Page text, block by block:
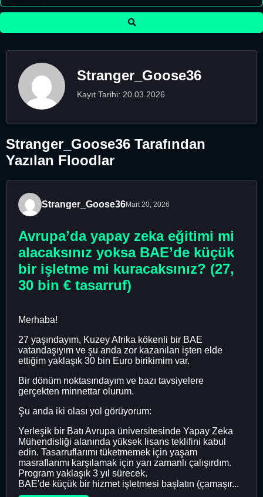
Stranger_Goose36
Kayıt Tarihi: 20.03.2026
Stranger_Goose36 Tarafından
Yazılan Floodlar
Stranger_Goose36Mart 20, 2026
Avrupa’da yapay zeka eğitimi mi
alacaksınız yoksa BAE’de küçük
bir işletme mi kuracaksınız? (27,
30 bin € tasarruf)
Merhaba!
27 yaşındayım, Kuzey Afrika kökenli bir BAE
vatandaşıyım ve şu anda zor kazanılan işten elde
ettiğim yaklaşık 30 bin Euro birikimim var.
Bir dönüm noktasındayım ve bazı tavsiyelere
gerçekten minnettar olurum.
Şu anda iki olası yol görüyorum:
Yerleşik bir Batı Avrupa üniversitesinde Yapay Zeka
Mühendisliği alanında yüksek lisans teklifini kabul
edin. Tasarruflarımı tüketmemek için yaşam
masraflarımı karşılamak için yarı zamanlı çalışırdım.
Program yaklaşık 3 yıl sürecek.
BAE'de küçük bir hizmet işletmesi başlatın (çamaşır...